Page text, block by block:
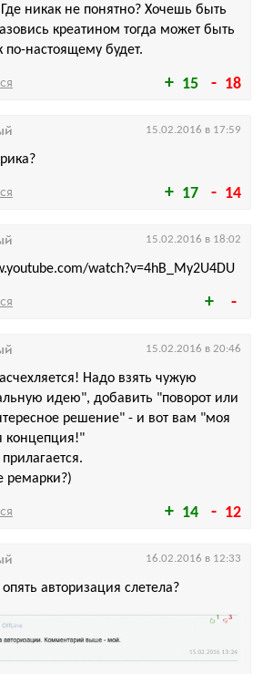
15 18
никак не понятно? Хочешь быть
креатином тогда может быть
по-настоящему будет.
17 14
15.02.2016 в 17:59
watch?v=4hB_My2U4DU
15.02.2016 в 18:02
14 12
Надо взять чужую
идею", добавить "поворот или
решение" - и вот вам "моя
концепция!"
ремарки?)
15.02.2016 в 20:46
авторизация слетела?
16.02.2016 в 12:33